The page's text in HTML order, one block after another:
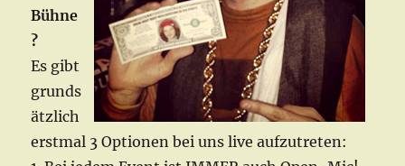
Bühne
?
Es gibt
grunds
ätzlich
erstmal 3 Optionen bei uns live aufzutreten: